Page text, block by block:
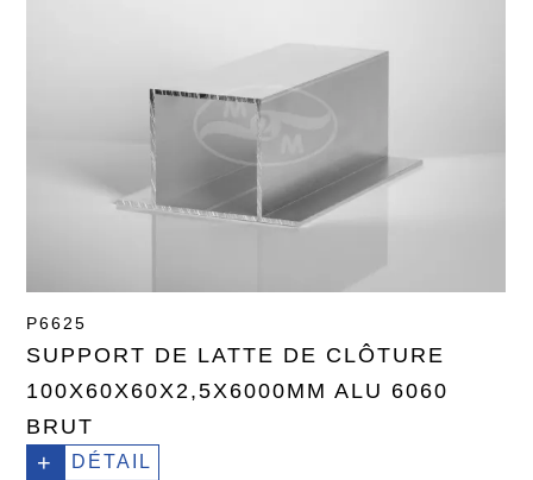
P6625
SUPPORT DE LATTE DE CLÔTURE
100X60X60X2,5X6000MM ALU 6060
BRUT
+ DÉTAIL